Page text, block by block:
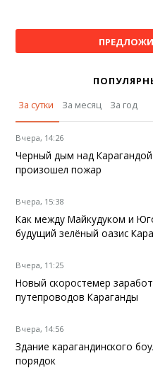
За сутки
За месяц За год
Вчера, 14:26
Черный дым над
произошел пожар
Вчера, 15:38
Как между Майкудуком и
будущий зелёный оазис
Вчера, 11:25
Новый скоростемер
путепроводов Караганды
Вчера, 14:56
Здание карагандинского
порядок